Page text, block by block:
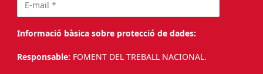
Informació bàsica sobre protecció de dades:
Responsable: FOMENT DEL TREBALL NACIONAL.